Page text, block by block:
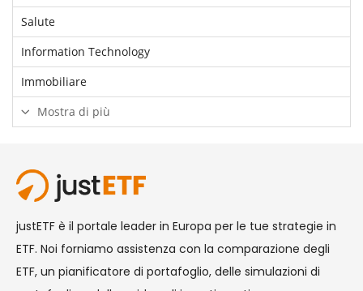
Salute
Information Technology
Immobiliare
Mostra di più